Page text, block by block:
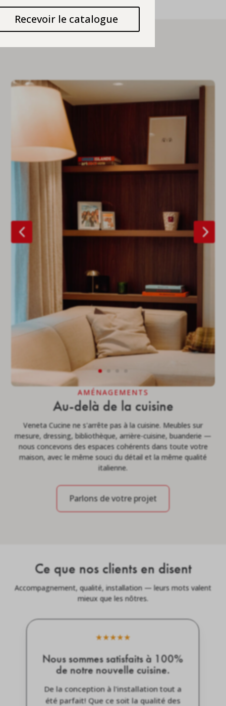
AMÉNAGEMENTS
Au-delà de la cuisine
Veneta Cucine ne s'arrête pas à la cuisine. Meubles sur
mesure, dressing, bibliothèque, arrière-cuisine, buanderie —
nous concevons des espaces cohérents dans toute votre
maison, avec le même souci du détail et la même qualité
italienne.
Parlons de votre projet
Ce que nos clients en disent
Accompagnement, qualité, installation — leurs mots valent
mieux que les nôtres.
★★★★★
Showroom très agréable avec un
interlocuteur à l'écoute
Très bon accueil, showroom très
agréable avec un interlocuteur à
Recevoir le catalogue